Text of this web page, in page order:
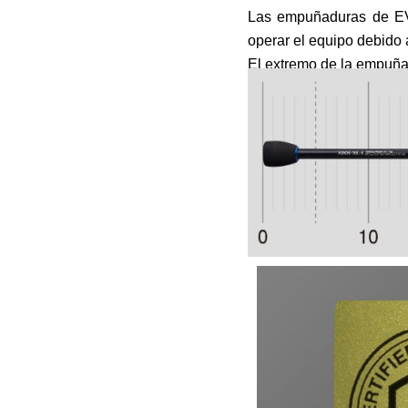
Las empuñaduras de
operar el equipo debido
El extremo de la